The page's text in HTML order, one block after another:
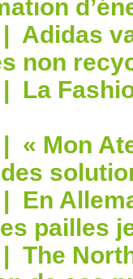
| Adidas
non
| La
| « Mon
| En
pailles
| The